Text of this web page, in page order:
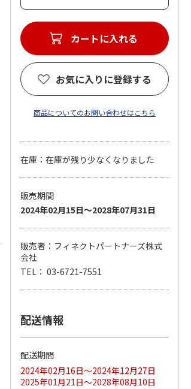
750円
(送料別・税込)
3,300円
カートに入れる
お気に入りに登録する
商品についてのお問い合わせはこちら
在庫：在庫が残り少なくなりました
販売期間
2024年02月15日～2028年07月31日
販売者：フィネクトパートナーズ株式
会社
TEL： 03-6721-7551
配送情報
配送期間
2024年02月16日～2024年12月27日
2025年01月21日～2028年08月10日